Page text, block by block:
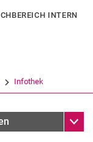
direkt zu: Inhalt
direkt zu: Suche
direkt zu:
Link in einem
INTERN
Infothek